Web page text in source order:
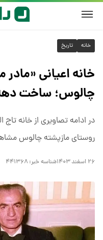
خانه تاریخ
خانه اعیانی
چالوس؛ ساخت دهه ۳۰ +
در ادامه تصاویری از خانه
روستای مازپشته چالوس
۲۶ اسفند ۱۴۰۳ شناسه خبر: ۴۴۱۳۶۸